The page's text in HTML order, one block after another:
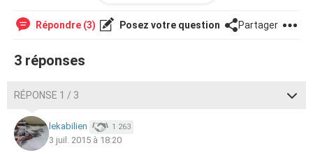
moment je ne mange plus, j'ai du mal a dormir je fais pleins
de
cauchemar
... Même si j'ai ma famille et que je parle
manque... Des fois le soir je regarde par la fenêtre je vois
vraiment.... J'ai peur de tomber dans la déprime... Pensez
vous que je devrais aller voir un
Sandy 16ans.
Répondre (3) Posez votre question Partager
3 réponses
RÉPONSE 1 / 3
lekabilien 1 263
3 juil. 2015 à 18:20